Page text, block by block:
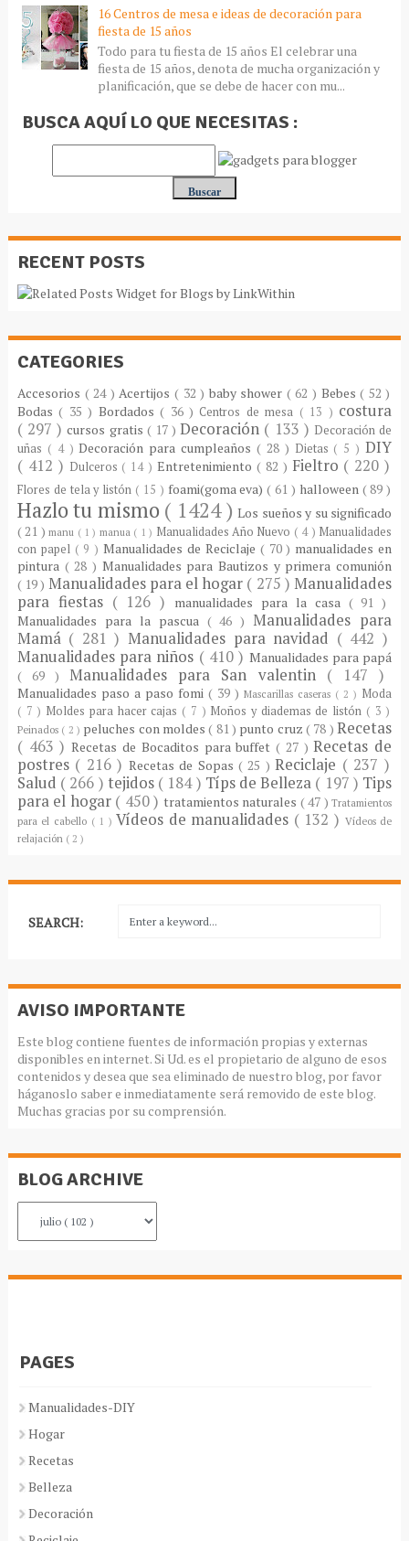
16 Centros de mesa e ideas de decoración para
fiesta de 15 años
Todo para tu fiesta de 15 años El celebrar una
fiesta de 15 años, denota de mucha organización y
planificación, que se debe de hacer con mu...
BUSCA AQUÍ LO QUE NECESITAS :
RECENT POSTS
CATEGORIES
Accesorios ( 24 )Acertijos ( 32 ) baby shower ( 62 ) Bebes( 52 )
Bodas( 35 ) Bordados( 36 ) Centros de mesa ( 13 ) costura
( 297 )cursos gratis ( 17 )Decoración ( 133 ) Decoración de
uñas ( 4 )Decoración para cumpleaños( 28 ) Dietas ( 5 )DIY
( 412 ) Dulceros ( 14 )Entretenimiento ( 82 ) Fieltro ( 220 )
Flores de tela y listón ( 15 ) foami(goma eva)( 61 ) halloween ( 89 )
Hazlo tu mismo ( 1424 )Los sueños y su significado
( 21 )manu ( 1 ) manua ( 1 ) Manualidades Año Nuevo ( 4 ) Manualidades
con papel ( 9 )Manualidades de Reciclaje ( 70 ) manualidades en
pintura ( 28 ) Manualidades para Bautizos y primera comunión
( 19 ) Manualidades para el hogar ( 275 )Manualidades
para fiestas ( 126 ) manualidades para la casa ( 91 )
Manualidades para la pascua ( 46 )Manualidades para
Mamá ( 281 ) Manualidades para navidad ( 442 )
Manualidades para niños ( 410 ) Manualidades para papá
( 69 )Manualidades para San valentin ( 147 )
Manualidades paso a paso fomi ( 39 )Mascarillas caseras ( 2 ) Moda
( 7 ) Moldes para hacer cajas ( 7 ) Moños y diademas de listón ( 3 )
Peinados ( 2 ) peluches con moldes( 81 ) punto cruz( 78 )Recetas
( 463 )Recetas de Bocaditos para buffet( 27 )Recetas de
postres ( 216 ) Recetas de Sopas( 25 )Reciclaje ( 237 )
Salud ( 266 ) tejidos ( 184 ) Típs de Belleza ( 197 ) Tips
para el hogar ( 450 ) tratamientos naturales ( 47 )Tratamientos
para el cabello ( 1 ) Vídeos de manualidades ( 132 ) Vídeos de
relajación ( 2 )
SEARCH:
AVISO IMPORTANTE
Este blog contiene fuentes de información propias y externas
disponibles en internet. Si Ud. es el propietario de alguno de esos
contenidos y desea que sea eliminado de nuestro blog, por favor
háganoslo saber e inmediatamente será removido de este blog.
Muchas gracias por su comprensión.
BLOG ARCHIVE
PAGES
Manualidades-DIY
Hogar
Recetas
Belleza
Decoración